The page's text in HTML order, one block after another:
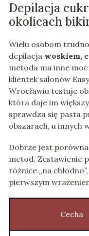
Depilacja
okolicach
Wielu osobom
depilacja woskiem,
metoda ma inne
klientek salonów
Wrocławiu testuje
która daje im
sprawdza się pasta
obszarach, u innych
Dobrze jest
metod. Zestawienie
różnice „na
pierwszym
Cecha